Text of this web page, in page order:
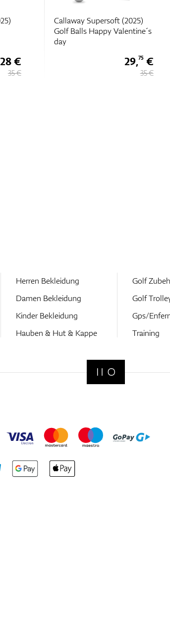
28 €
35 €
Callaway Supersoft (2025)
Golf Balls Happy Valentine´s
day
29,75€
35 €
Herren Bekleidung
Damen Bekleidung
Kinder Bekleidung
Hauben & Hut & Kappe
Golf
Golf
Gps/
Training